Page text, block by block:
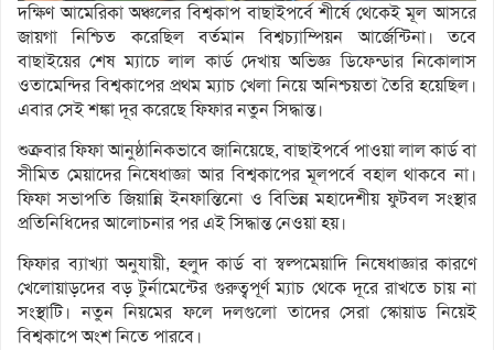
দক্ষিণ আমেরিকা অঞ্চলের বিশ্বকাপ বাছাইপর্বে শীর্ষে থেকেই মূল আসরে
জায়গা নিশ্চিত করেছিল বর্তমান বিশ্বচ্যাম্পিয়ন আর্জেন্টিনা। তবে
বাছাইয়ের শেষ ম্যাচে লাল কার্ড দেখায় অভিজ্ঞ ডিফেন্ডার নিকোলাস
ওতামেন্দির বিশ্বকাপের প্রথম ম্যাচ খেলা নিয়ে অনিশ্চয়তা তৈরি হয়েছিল।
এবার সেই শঙ্কা দূর করেছে ফিফার নতুন সিদ্ধান্ত।
শুক্রবার ফিফা আনুষ্ঠানিকভাবে জানিয়েছে, বাছাইপর্বে পাওয়া লাল কার্ড বা
সীমিত মেয়াদের নিষেধাজ্ঞা আর বিশ্বকাপের মূলপর্বে বহাল থাকবে না।
ফিফা সভাপতি জিয়ান্নি ইনফান্তিনো ও বিভিন্ন মহাদেশীয় ফুটবল সংস্থার
প্রতিনিধিদের আলোচনার পর এই সিদ্ধান্ত নেওয়া হয়।
ফিফার ব্যাখ্যা অনুযায়ী, হলুদ কার্ড বা স্বল্পমেয়াদি নিষেধাজ্ঞার কারণে
খেলোয়াড়দের বড় টুর্নামেন্টের গুরুত্বপূর্ণ ম্যাচ থেকে দূরে রাখতে চায় না
সংস্থাটি। নতুন নিয়মের ফলে দলগুলো তাদের সেরা স্কোয়াড নিয়েই
বিশ্বকাপে অংশ নিতে পারবে।